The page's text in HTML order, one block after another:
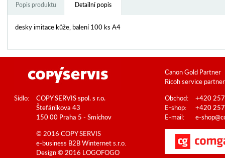
Popis produktu Detailní popis
desky imitace kůže, balení 100 ks A4
Canon Gold Partner
Ricoh service partner
Sídlo:
COPY SERVIS spol. s r.o.
Štefánikova 43
150 00 Praha 5 - Smíchov
Obchod:
+420
E-shop:
+420
E-mail:
e-
© 2016 COPY SERVIS
e-business B2BWinternet s.r.o.
Design © 2016 LOGOFOGO